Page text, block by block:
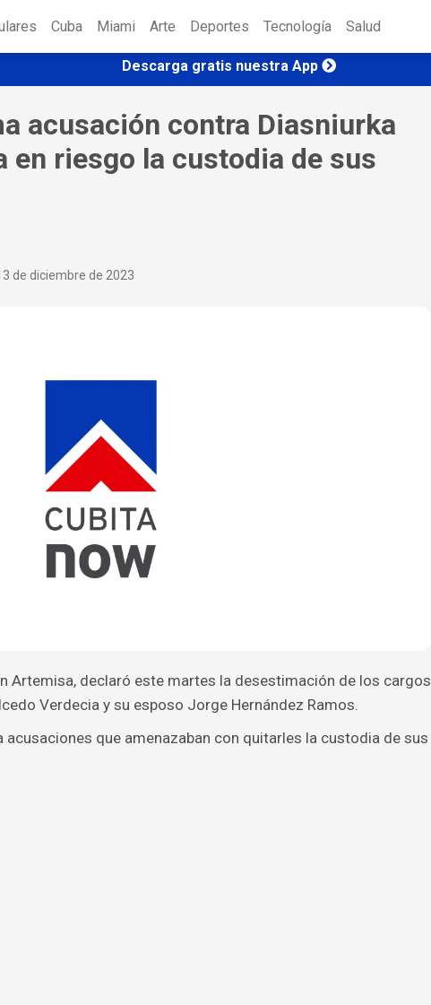
Cuba Miami Arte Deportes Tecnología Salud
Descarga gratis nuestra App
acusación contra Diasniurka
en riesgo la custodia de sus
de diciembre de 2023
Artemisa, declaró este martes la desestimación de los cargos
Verdecia y su esposo Jorge Hernández Ramos.
que amenazaban con quitarles la custodia de sus